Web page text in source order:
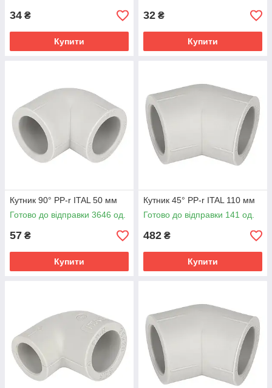
34 ₴
Купити
32 ₴
Купити
Кутник 90° PP-r ITAL 50 мм
Готово до відправки 3646 од.
57 ₴
Купити
Кутник 45° PP-r ITAL 110 мм
Готово до відправки 141 од.
482 ₴
Купити